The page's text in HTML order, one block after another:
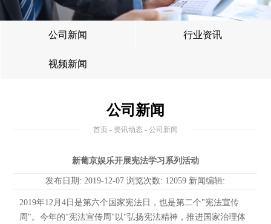
公司新闻 行业资讯
视频新闻
公司新闻
首页 - 资讯动态 - 公司新闻
新葡京娱乐开展宪法学习系列活动
发布日期: 2019-12-07 浏览次数: 12059 新闻编辑:
2019年12月4日是第六个国家宪法日，也是第二个"宪法宣传
周"。今年的"宪法宣传周"以"弘扬宪法精神，推进国家治理体